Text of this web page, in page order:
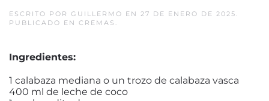
ESCRITO POR GUILLERMO EN 27 DE ENERO DE 2025
PUBLICADO EN CREMAS
Ingredientes:
1 calabaza mediana o un trozo de calabaza vasca
400 ml de leche de coco